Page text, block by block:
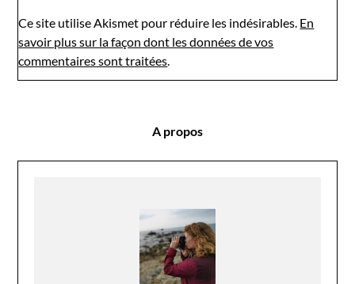
Ce site utilise Akismet pour réduire les indésirables. En
savoir plus sur la façon dont les données de vos
commentaires sont traitées.
A propos